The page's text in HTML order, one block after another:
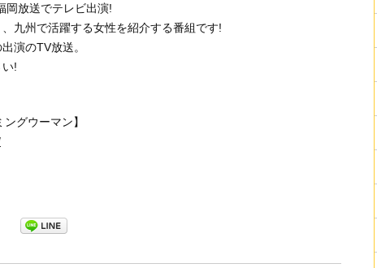
岡放送でテレビ出演!
九州で活躍する女性を紹介する番組です!
演のTV放送。
!
グウーマン】